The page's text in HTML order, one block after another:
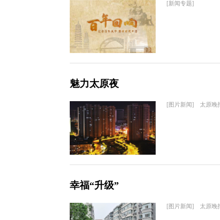
[新闻专题]
魅力太原夜
[图片新闻] 太原晚
幸福“升级”
[图片新闻] 太原晚